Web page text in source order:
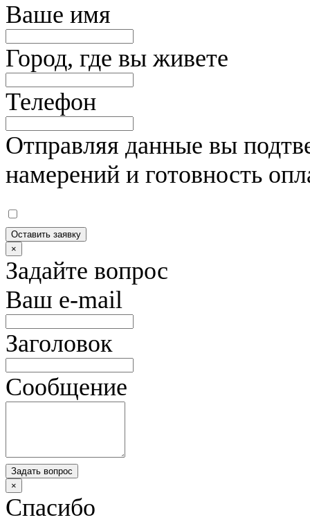
Ваше имя
Город, где вы живете
Телефон
Отправляя данные вы
намерений и готовность
Оставить заявку
×
Задайте вопрос
Ваш e-mail
Заголовок
Сообщение
Задать вопрос
×
Спасибо